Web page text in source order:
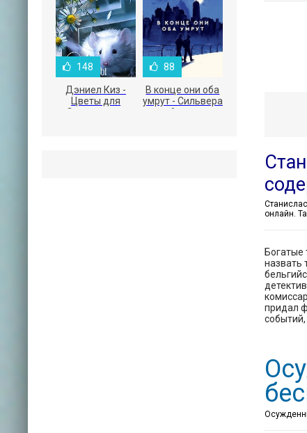
онлайн.
Богатые
назвать
придал
148
Дэниел Киз -
Цветы для
Элджернона
88
В конце они оба
умрут - Сильвера
Адам